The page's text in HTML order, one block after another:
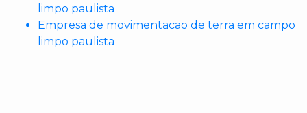
limpo paulista
Empresa de movimentacao de terra em campo
limpo paulista